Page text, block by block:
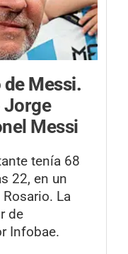
Messi.
Jorge
Messi
tenía 68
22, en un
La
de
Infobae.